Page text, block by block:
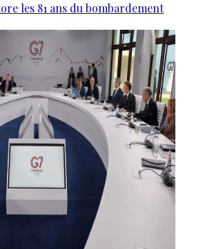
les 81 ans du bombardement